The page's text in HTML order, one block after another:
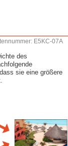
E5KC-07A
des
sie eine größere